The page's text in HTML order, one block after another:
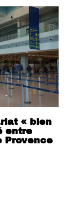
« bien
entre
Provence